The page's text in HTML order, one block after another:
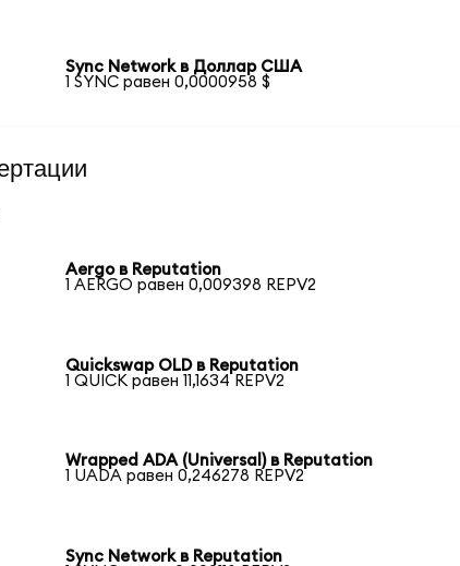
Sync Network в Доллар США
1 SYNC равен 0,0000958 $
Aergo в Reputation
1 AERGO равен 0,009398 REPV2
Quickswap OLD в Reputation
1 QUICK равен 11,1634 REPV2
Wrapped ADA (Universal) в Reputation
1 UADA равен 0,246278 REPV2
Sync Network в Reputation